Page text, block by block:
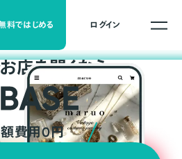
料ではじめる ログイン
店を開くなら
費用0円